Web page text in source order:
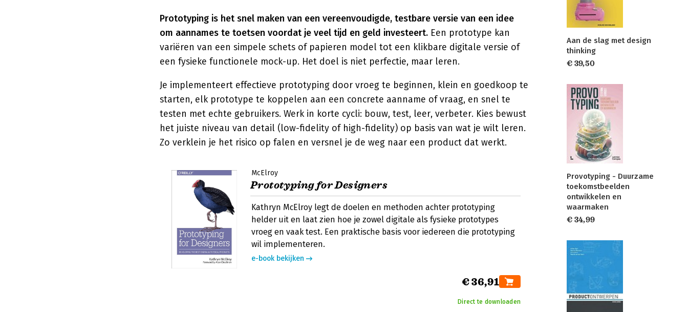
Prototyping is het snel maken van een vereenvoudigde, testbare versie van een idee
om aannames te toetsen voordat je veel tijd en geld investeert. Een prototype kan
variëren van een simpele schets of papieren model tot een klikbare digitale versie of
een fysieke functionele mock-up. Het doel is niet perfectie, maar leren.
Je implementeert effectieve prototyping door vroeg te beginnen, klein en goedkoop te
starten, elk prototype te koppelen aan een concrete aanname of vraag, en snel te
testen met echte gebruikers. Werk in korte cycli: bouw, test, leer, verbeter. Kies bewust
het juiste niveau van detail (low-fidelity of high-fidelity) op basis van wat je wilt leren.
Zo verklein je het risico op falen en versnel je de weg naar een product dat werkt.
McElroy
Prototyping for Designers
Kathryn McElroy legt de doelen en methoden achter prototyping
helder uit en laat zien hoe je zowel digitale als fysieke prototypes
vroeg en vaak test. Een praktische basis voor iedereen die prototyping
wil implementeren.
e-book bekijken
€ 36,91
Direct te downloaden
Aan de slag met design
thinking
€ 39,50
Provotyping - Duurzame
toekomstbeelden
ontwikkelen en
waarmaken
€ 34,99